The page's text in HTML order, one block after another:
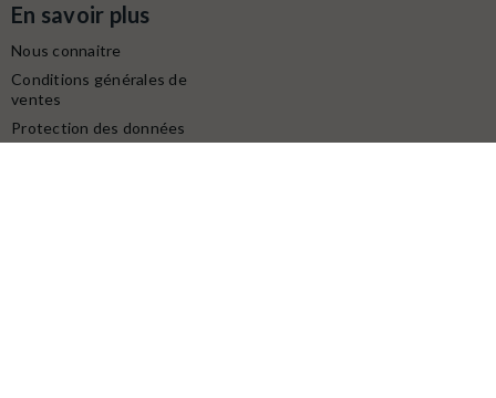
En savoir plus
Nous connaitre
Conditions générales de
ventes
Protection des données
personnelles